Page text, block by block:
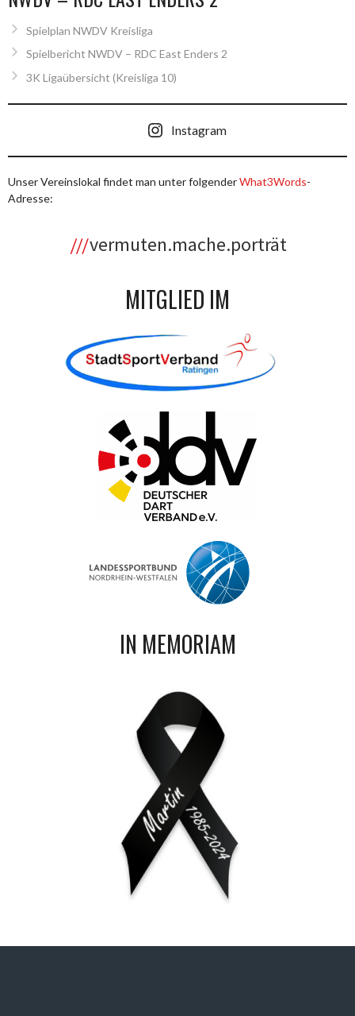
Spielplan NWDV Kreisliga
Spielbericht NWDV – RDC East Enders 2
3K Ligaübersicht (Kreisliga 10)
Instagram
Unser Vereinslokal findet man unter folgenderWhat3Words-
Adresse:
vermuten.mache.porträt
MITGLIED IM
IN MEMORIAM